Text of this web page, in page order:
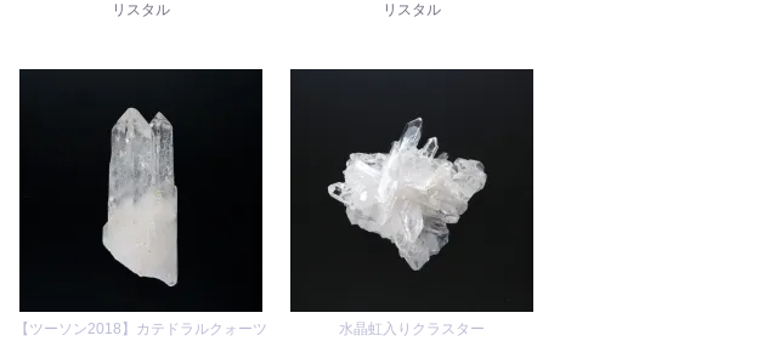
リスタル
リスタル
【ツーソン2018】カテドラルクォーツ
水晶虹入りクラスター